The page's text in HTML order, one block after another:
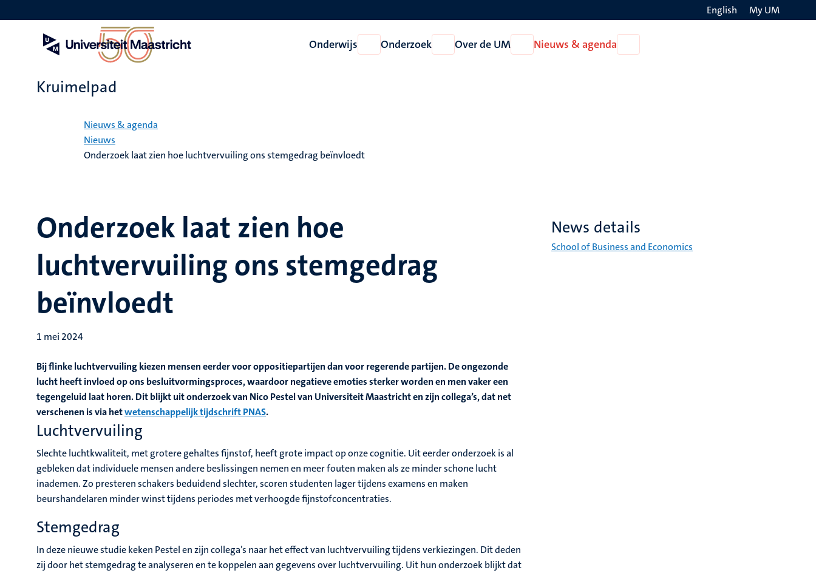
en
English My UM
Onderwijs
Open
Onderwijs
Onderzoek
Open
Onderzoek
Over de UM
Open
Over
Nieuws & agenda
Nieuws
Kruimelpad
Nieuws & agenda
Nieuws
Onderzoek laat zien hoe luchtvervuiling ons stemgedrag beïnvloedt
Onderzoek laat zien hoe
luchtvervuiling ons stemgedrag
beïnvloedt
1 mei 2024
Bij flinke luchtvervuiling kiezen mensen eerder voor oppositiepartijen dan voor regerende partijen. De ongezonde
lucht heeft invloed op ons besluitvormingsproces, waardoor negatieve emoties sterker worden en men vaker een
tegengeluid laat horen. Dit blijkt uit onderzoek van Nico Pestel van Universiteit Maastricht en zijn collega’s, dat net
verschenen is via hetwetenschappelijk tijdschrift PNAS.
Luchtvervuiling
Slechte luchtkwaliteit, met grotere gehaltes fijnstof, heeft grote impact op onze cognitie. Uit eerder onderzoek is al
gebleken dat individuele mensen andere beslissingen nemen en meer fouten maken als ze minder schone lucht
inademen. Zo presteren schakers beduidend slechter, scoren studenten lager tijdens examens en maken
beurshandelaren minder winst tijdens periodes met verhoogde fijnstofconcentraties.
Stemgedrag
In deze nieuwe studie keken Pestel en zijn collega’s naar het effect van luchtvervuiling tijdens verkiezingen. Dit deden
zij door het stemgedrag te analyseren en te koppelen aan gegevens over luchtvervuiling. Uit hun onderzoek blijkt dat
News details
School of Business and Economics